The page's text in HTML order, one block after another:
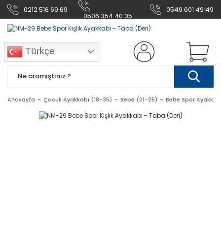
0212 516 69 69
0506 354 40 35
0549 601 49 49
Türkçe
Anasayfa Çocuk Ayakkabı (18-35) Bebe (21-25) Bebe Spor